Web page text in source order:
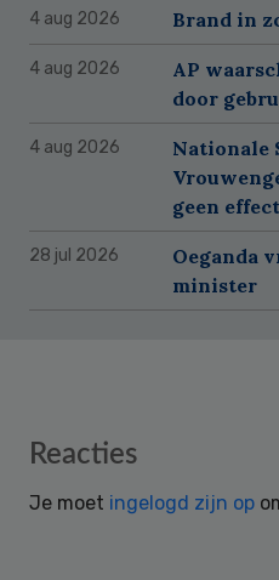
4 aug 2026 Brand in
4 aug 2026
AP
door
4 aug 2026
Nationale
geen effect
28 jul 2026
Oeganda
minister
Reader
Reacties
Je moet ingelogd zijn op